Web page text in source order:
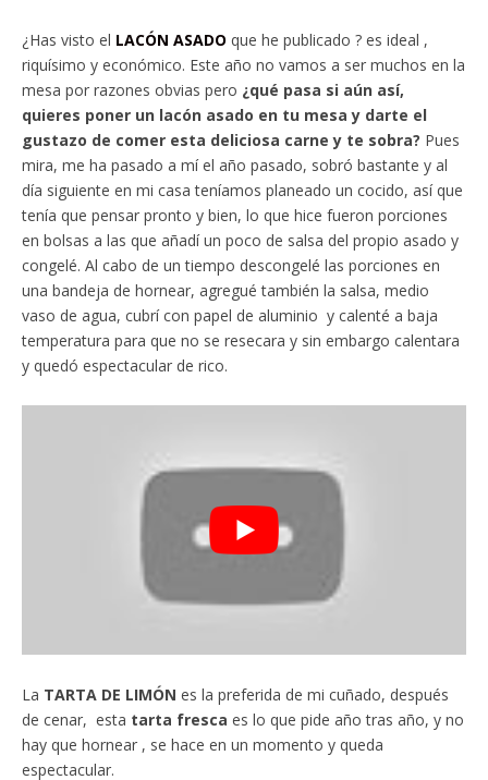
¿Has visto el LACÓN ASADO que he publicado ? es ideal ,
riquísimo y económico. Este año no vamos a ser muchos en la
mesa por razones obvias pero ¿qué pasa si aún así,
quieres poner un lacón asado en tu mesa y darte el
gustazo de comer esta deliciosa carne y te sobra? Pues
mira, me ha pasado a mí el año pasado, sobró bastante y al
día siguiente en mi casa teníamos planeado un cocido, así que
tenía que pensar pronto y bien, lo que hice fueron porciones
en bolsas a las que añadí un poco de salsa del propio asado y
congelé. Al cabo de un tiempo descongelé las porciones en
una bandeja de hornear, agregué también la salsa, medio
vaso de agua, cubrí con papel de aluminio y calenté a baja
temperatura para que no se resecara y sin embargo calentara
y quedó espectacular de rico.
La TARTA DE LIMÓN es la preferida de mi cuñado, después
de cenar, esta tarta fresca es lo que pide año tras año, y no
hay que hornear , se hace en un momento y queda
espectacular.